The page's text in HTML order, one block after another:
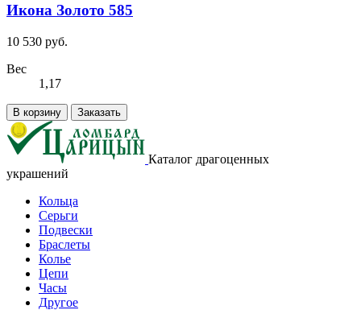
Икона Золото 585
10 530 руб.
Вес
1,17
В корзину Заказать
Каталог драгоценных
украшений
Кольца
Серьги
Подвески
Браслеты
Колье
Цепи
Часы
Другое